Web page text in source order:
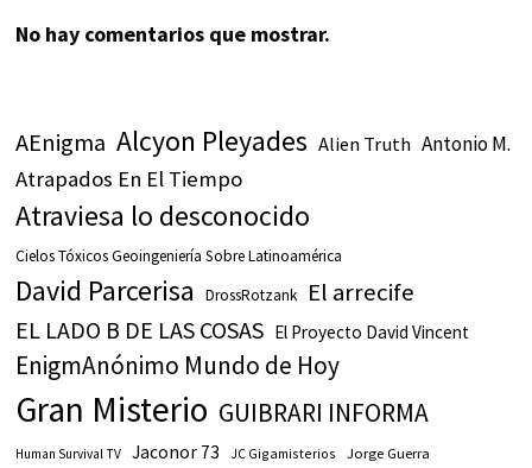
No hay comentarios que mostrar.
AEnigma Alcyon Pleyades Alien Truth Antonio M.
Atrapados En El Tiempo
Atraviesa lo desconocido
Cielos Tóxicos Geoingeniería Sobre Latinoamérica
David Parcerisa DrossRotzank El arrecife
EL LADO B DE LAS COSAS El Proyecto David Vincent
EnigmAnónimo Mundo de Hoy
Gran Misterio GUIBRARI INFORMA
Human Survival TV Jaconor 73 JC Gigamisterios Jorge Guerra